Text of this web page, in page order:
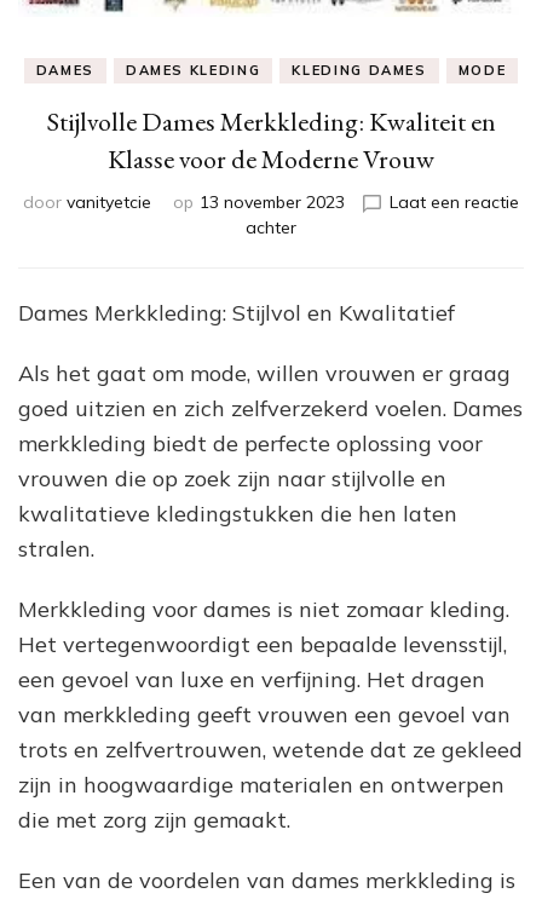
DAMES DAMES KLEDING KLEDING DAMES MODE
Stijlvolle Dames Merkkleding: Kwaliteit en
Klasse voor de Moderne Vrouw
door vanityetcie op 13 november 2023
Laat een reactie
achterop
Merkkleding:
Kwaliteit
Klasse
voor
Moderne
Vrouw
Dames Merkkleding: Stijlvol en Kwalitatief
Als het gaat om mode, willen vrouwen er graag
goed uitzien en zich zelfverzekerd voelen. Dames
merkkleding biedt de perfecte oplossing voor
vrouwen die op zoek zijn naar stijlvolle en
kwalitatieve kledingstukken die hen laten
stralen.
Merkkleding voor dames is niet zomaar kleding.
Het vertegenwoordigt een bepaalde levensstijl,
een gevoel van luxe en verfijning. Het dragen
van merkkleding geeft vrouwen een gevoel van
trots en zelfvertrouwen, wetende dat ze gekleed
zijn in hoogwaardige materialen en ontwerpen
die met zorg zijn gemaakt.
Een van de voordelen van dames merkkleding is